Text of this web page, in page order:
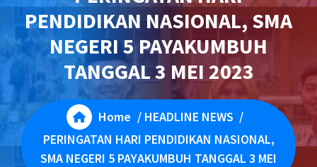
PENDIDIKAN NASIONAL, SMA
NEGERI 5 PAYAKUMBUH
TANGGAL 3 MEI 2023
Home / HEADLINE NEWS /
PERINGATAN HARI PENDIDIKAN NASIONAL,
SMA NEGERI 5 PAYAKUMBUH TANGGAL 3 MEI